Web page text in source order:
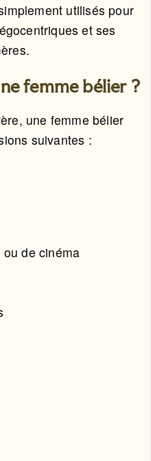
utilisés pour
et ses
femme bélier ?
une femme bélier
suivantes :
de cinéma